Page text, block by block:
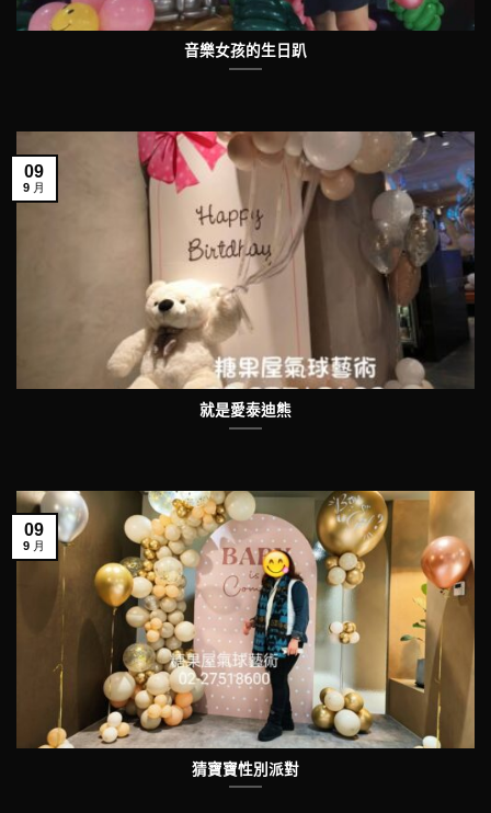
音樂女孩的生日趴
就是愛泰迪熊
09
9 月
猜寶寶性別派對
09
9 月